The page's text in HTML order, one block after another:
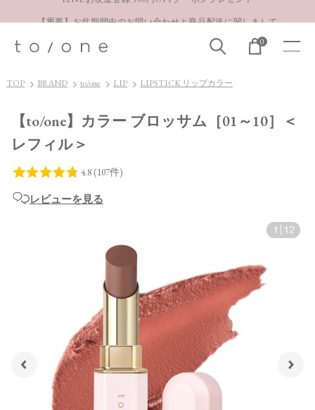
LINE お友達登録 500円OFFクーポンプレゼント
0
TOP BRAND to/one LIP LIPSTICK リップカラー
【to/one】カラー ブロッサム［01～10］＜
レフィル＞
レビューを見る
1 12